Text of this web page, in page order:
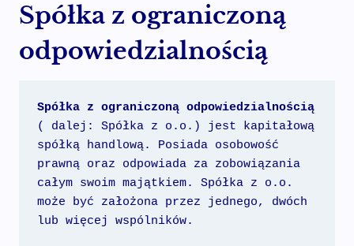
Spółka z ograniczoną
odpowiedzialnością
Spółka z ograniczoną odpowiedzialnością
( dalej: Spółka z o.o.) jest kapitałową
spółką handlową. Posiada osobowość
prawną oraz odpowiada za zobowiązania
całym swoim majątkiem. Spółka z o.o.
może być założona przez jednego, dwóch
lub więcej wspólników.